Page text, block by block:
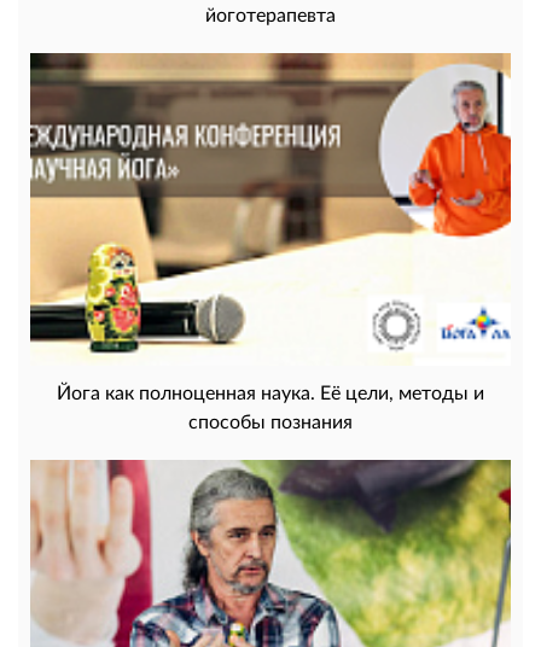
йоготерапевта
Йога как полноценная наука. Её цели, методы и
способы познания